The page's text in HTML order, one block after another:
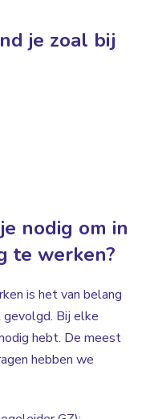
je zoal bij
nodig om in
te werken?
is het van belang
Bij elke
hebt. De meest
hebben we